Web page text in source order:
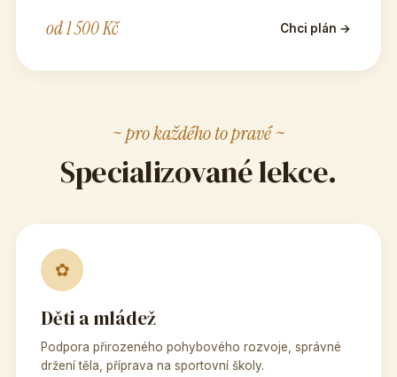
od 1 500 Kč Chci plán →
~ pro každého to pravé ~
Specializované lekce.
✿
Děti a mládež
Podpora přirozeného pohybového rozvoje, správné
držení těla, příprava na sportovní školy.